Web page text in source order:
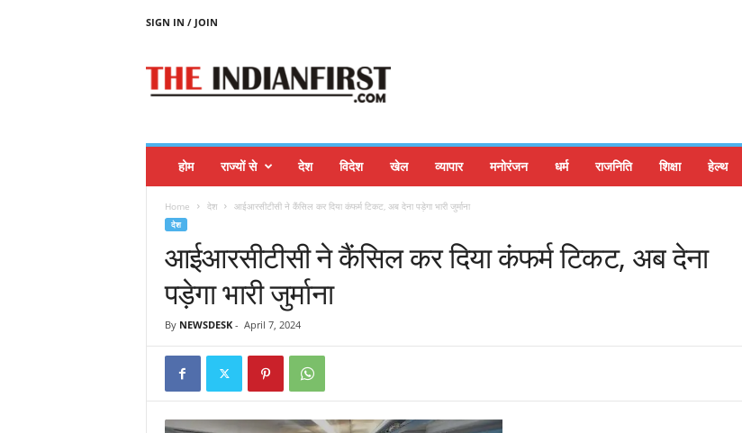
SIGN IN / JOIN
होम राज्यों से देश विदेश खेल व्यापार मनोरंजन धर्म राजनिति शिक्षा हेल्थ
Home देश आईआरसीटीसी ने कैंसिल कर दिया कंफर्म टिकट, अब देना पड़ेगा भारी जुर्माना
देश
आईआरसीटीसी ने कैंसिल कर दिया कंफर्म टिकट, अब देना
पड़ेगा भारी जुर्माना
By NEWSDESK- April 7, 2024